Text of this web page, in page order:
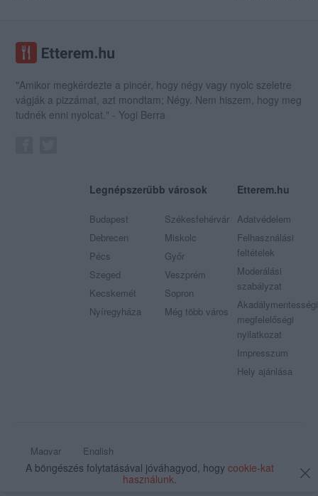
"Amikor megkérdezte a pincér, hogy négy vagy nyolc szeletre
vágják a pizzámat, azt mondtam; Négy. Nem hiszem, hogy meg
tudnék enni nyolcat." - Yogi Berra
Legnépszerűbb városok
Budapest
Debrecen
Pécs
Szeged
Kecskemét
Nyíregyháza
Székesfehérvár
Miskolc
Győr
Veszprém
Sopron
Még több város
Etterem.hu
Adatvédelem
Felhasználási
feltételek
Moderálási
szabályzat
Akadálymentességi
megfelelőségi
nyilatkozat
Impresszum
Hely ajánlása
Magyar
English
© 2009 - 2026 Etterem.hu - Minden jog fenntartva
A böngészés folytatásával jóváhagyod, hogy cookie-kat
használunk.